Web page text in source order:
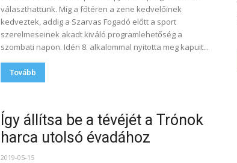
választhattunk. Míg a főtéren a zene kedvelőinek
kedveztek, addig a Szarvas Fogadó előtt a sport
szerelmeseinek akadt kiváló programlehetőség a
szombati napon. Idén 8. alkalommal nyitotta meg kapuit...
Tovább
Így állítsa be a tévéjét a Trónok
harca utolsó évadához
2019-05-15